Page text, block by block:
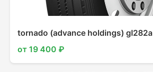
tornado (advance holdings) gl282a
от 19 400 ₽